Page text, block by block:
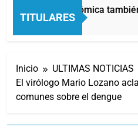
TITULARES
La crisis económica
3 Horas Atrás
Inicio
ULTIMAS NOTICIAS
El virólogo Mario Lozano
comunes sobre el dengue